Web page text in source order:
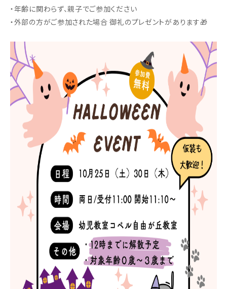
・年齢に関わらず、親子でご参加ください
・外部の方がご参加された場合 御礼のプレゼントがあります🎁